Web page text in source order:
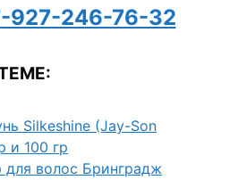
927-246-76-32
Silkeshine (Jay-Son
и 100 гр
для волос Бринградж